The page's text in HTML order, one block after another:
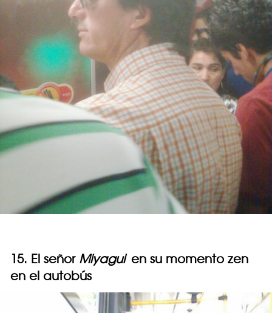
15. El señor Miyaguien su momento zen
en el autobús